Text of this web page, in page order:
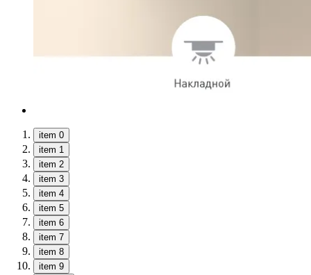
item 0
item 1
item 2
item 3
item 4
item 5
item 6
item 7
item 8
item 9